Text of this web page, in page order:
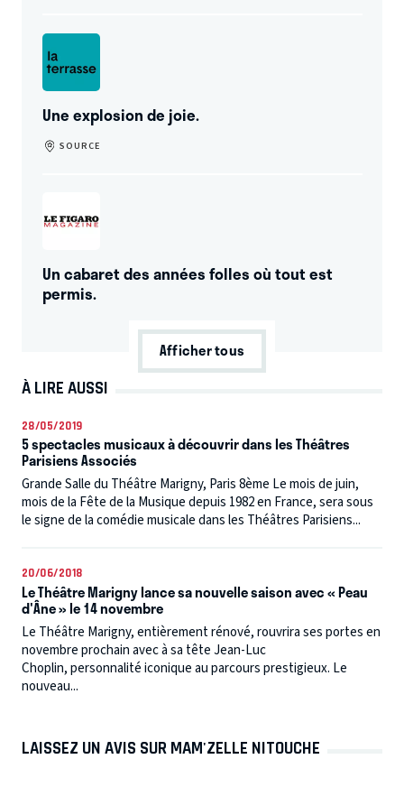
Une explosion de joie.
SOURCE
Un cabaret des années folles où tout est
permis.
Afficher tous
À LIRE AUSSI
28/05/2019
5 spectacles musicaux à découvrir dans les Théâtres
Parisiens Associés
Grande Salle du Théâtre Marigny, Paris 8ème Le mois de juin,
mois de la Fête de la Musique depuis 1982 en France, sera sous
le signe de la comédie musicale dans les Théâtres Parisiens...
20/06/2018
Le Théâtre Marigny lance sa nouvelle saison avec « Peau
d'Âne » le 14 novembre
Le Théâtre Marigny, entièrement rénové, rouvrira ses portes en
novembre prochain avec à sa tête Jean-Luc
Choplin, personnalité iconique au parcours prestigieux. Le
nouveau...
LAISSEZ UN AVIS SUR MAM'ZELLE NITOUCHE